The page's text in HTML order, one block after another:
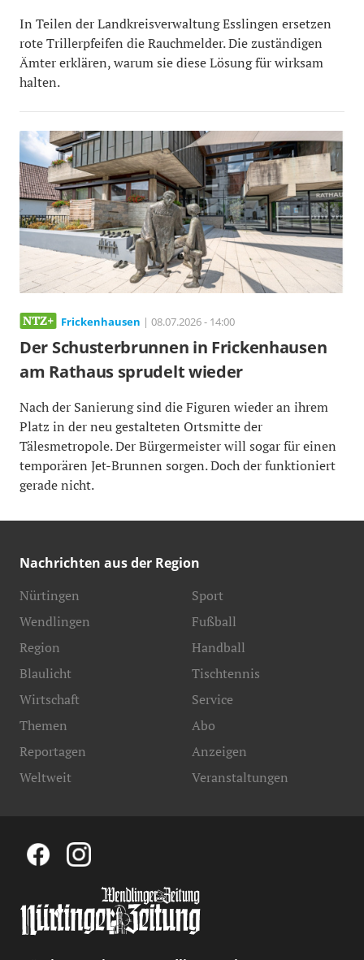
In Teilen der Landkreisverwaltung Esslingen ersetzen
rote Trillerpfeifen die Rauchmelder. Die zuständigen
Ämter erklären, warum sie diese Lösung für wirksam
halten.
Frickenhausen | 08.07.2026 - 14:00
Der Schusterbrunnen in Frickenhausen
am Rathaus sprudelt wieder
Nach der Sanierung sind die Figuren wieder an ihrem
Platz in der neu gestalteten Ortsmitte der
Tälesmetropole. Der Bürgermeister will sogar für einen
temporären Jet-Brunnen sorgen. Doch der funktioniert
gerade nicht.
Nachrichten aus der Region
Nürtingen
Wendlingen
Region
Blaulicht
Sport
Fußball
Handball
Tischtennis
Wirtschaft
Themen
Reportagen
Weltweit
Service
Abo
Anzeigen
Veranstaltungen